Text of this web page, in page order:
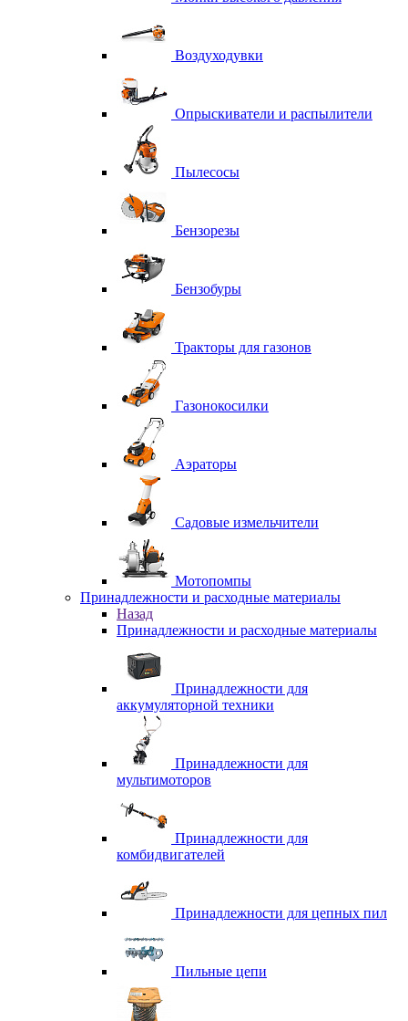
Воздуходувки
Опрыскиватели и распылители
Пылесосы
Бензорезы
Бензобуры
Тракторы для газонов
Газонокосилки
Аэраторы
Садовые измельчители
Мотопомпы
Принадлежности и расходные материалы
Назад
Принадлежности и расходные материалы
Принадлежности для
аккумуляторной техники
Принадлежности для
мультимоторов
Принадлежности для
комбидвигателей
Принадлежности для цепных пил
Пильные цепи